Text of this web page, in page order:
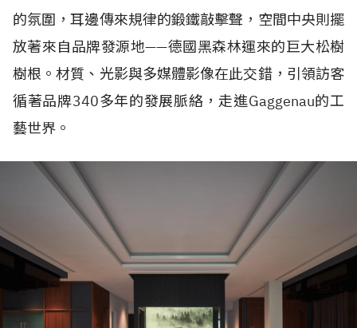
的氛圍，耳邊傳來規律的鍛鐵敲擊聲，空間中央則擺
放著來自品牌發源地——德國黑森林運來的巨大松樹
樹根。材質、光影與多媒體影像在此交錯，引領訪客
循著品牌340多年的發展脈絡，走進Gaggenau的工
藝世界。